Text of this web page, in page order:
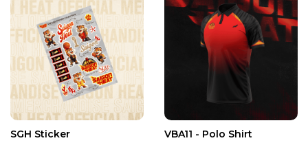
SGH Sticker VBA11 - Polo Shirt